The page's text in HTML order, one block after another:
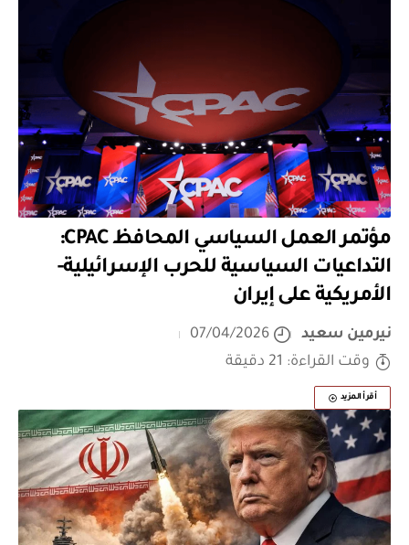
مؤتمر العمل السياسي المحافظ CPAC:
التداعيات السياسية للحرب الإسرائيلية-
الأمريكية على إيران
نيرمين سعيد
07/04/2026
وقت القراءة: 21 دقيقة
أقرأ المزيد